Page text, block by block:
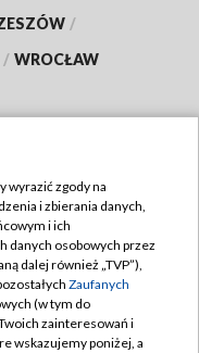
/
/ WROCŁAW
wyrazić zgody na
i zbierania danych,
i ich
danych osobowych przez
dalej również „TVP”),
Zaufanych
(w tym do
zainteresowań i
wskazujemy poniżej, a